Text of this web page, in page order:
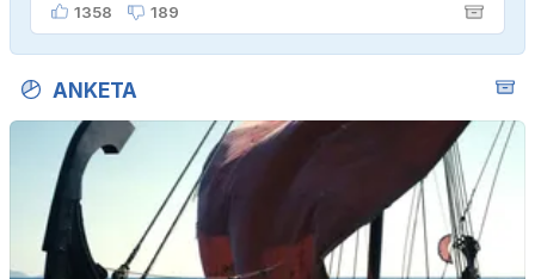
1358 189
ANKETA